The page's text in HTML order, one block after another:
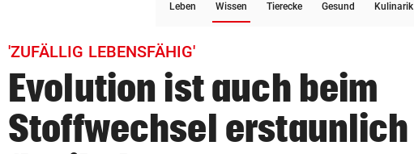
arrow_right
bookmark
search
Suchbegriff
eingeben
Leben Wissen Tierecke Gesund Kulinarik
'ZUFÄLLIG LEBENSFÄHIG'
Evolution ist auch beim
Stoffwechsel erstaunlich